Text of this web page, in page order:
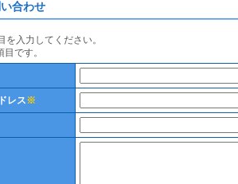
合わせ
を入力してください。
です。
レス※